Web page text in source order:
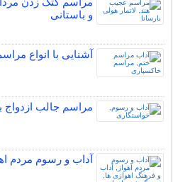
و باستانی
آشنایی با انواع
مراسم جالب ازدواج
آداب و رسوم مردم